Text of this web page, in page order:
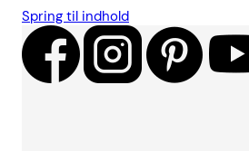
Spring til indhold